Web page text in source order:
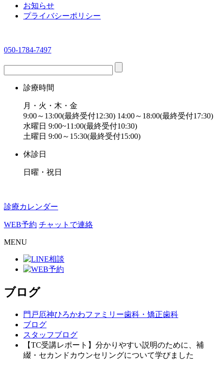
お知らせ
プライバシーポリシー
050-1784-7497
診療時間
月・火・木・金
9:00～13:00(最終受付12:30) 14:00～18:00(最終受付17:30)
水曜日 9:00~11:00(最終受付10:30)
土曜日 9:00～15:30(最終受付15:00)
休診日
日曜・祝日
診療カレンダー
WEB予約 チャットで連絡
MENU
ブログ
門戸厄神ひろかわファミリー歯科・矯正歯科
ブログ
スタッフブログ
【TC受講レポート】分かりやすい説明のために、補
綴・セカンドカウンセリングについて学びました